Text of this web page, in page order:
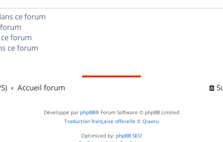
e
ce forum
forum
ce forum
Accueil forum
Développé par phpBB® Forum Software © phpBB Limited
Traduction française officielle © Qiaeru
Optimized by: phpBB SEO